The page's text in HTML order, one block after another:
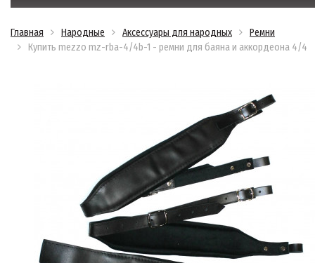
Главная Народные Аксессуары для народных
Ремни
Купить mezzo mz-rba-4/4b-1 - ремни для баяна и аккордеона 4/4